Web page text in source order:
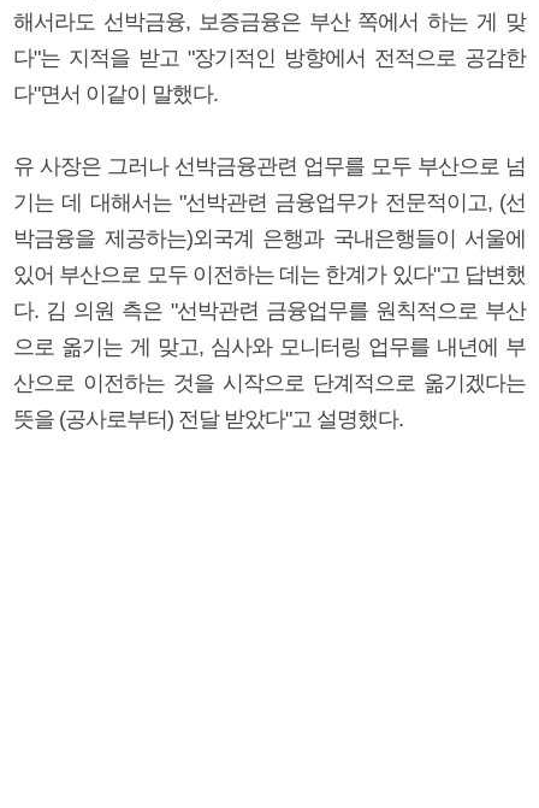
해서라도 선박금융, 보증금융은 부산 쪽에서 하는 게 맞
다"는 지적을 받고 "장기적인 방향에서 전적으로 공감한
다"면서 이같이 말했다.
유 사장은 그러나 선박금융관련 업무를 모두 부산으로 넘
기는 데 대해서는 "선박관련 금융업무가 전문적이고, (선
박금융을 제공하는)외국계 은행과 국내은행들이 서울에
있어 부산으로 모두 이전하는 데는 한계가 있다"고 답변했
다. 김 의원 측은 "선박관련 금융업무를 원칙적으로 부산
으로 옮기는 게 맞고, 심사와 모니터링 업무를 내년에 부
산으로 이전하는 것을 시작으로 단계적으로 옮기겠다는
뜻을 (공사로부터) 전달 받았다"고 설명했다.